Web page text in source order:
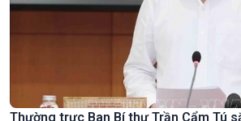
Thường trực Ban Bí thư Trần Cẩm Tú